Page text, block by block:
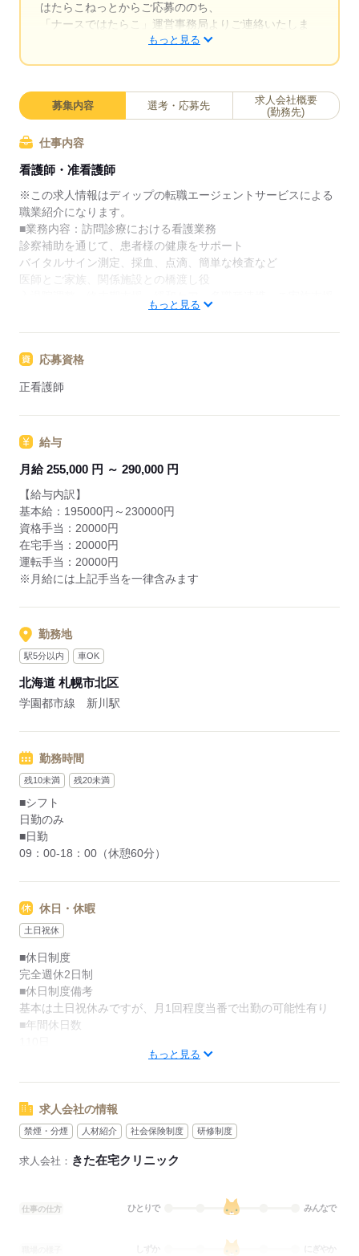
はたらこねっとからご応募ののち、
「ナースではたらこ」運営事務局よりご連絡いたしま
求職中の看護師さんの転職を専任の
キャリアアドバイザーが入職まで無料でサポートいた
日本最大級の求人情報の中からぴったりな求人をご紹
介。
履歴書作成のアドバイスや面接日の調整だけでなく、
お給料、お休み、入職時期の交渉もサポートします。
【もちろん無料】
費用は一切かかりません。
もっと見る
募集内容 選考・応募先
求人会社概要
(勤務先)
仕事内容
看護師・准看護師
※この求人情報はディップの転職エージェントサービスによる
職業紹介になります。
■業務内容：訪問診療における看護業務
診察補助を通じて、患者様の健康をサポート
バイタルサイン測定、採血、点滴、簡単な検査など
医師とご家族、関係施設との橋渡し役
※医師・看護師・事務スタッフの3名体制が基本です。
★おすすめポイント★
ますので、安心して業務を開始できます。
すい環境です。
1時間単位での有給休暇の取得や、リフレッシュ休暇、特別休暇
もっと見る
応募資格
正看護師
給与
月給 255,000 円 ～ 290,000 円
【給与内訳】
基本給：195000円～230000円
資格手当：20000円
在宅手当：20000円
運転手当：20000円
※月給には上記手当を一律含みます
勤務地
駅5分以内 車OK
北海道 札幌市北区
学園都市線 新川駅
勤務時間
残10未満 残20未満
■シフト
日勤のみ
■日勤
09：00-18：00（休憩60分）
休日・休暇
土日祝休
■休日制度
完全週休2日制
■休日制度備考
基本は土日祝休みですが、月1回程度当番で出勤の可能性有り
■年間休日数
もっと見る
求人会社の情報
禁煙・分煙 人材紹介 社会保険制度 研修制度
求人会社： きた在宅クリニック
仕事の仕方 ひとりで みんなで
にぎやか